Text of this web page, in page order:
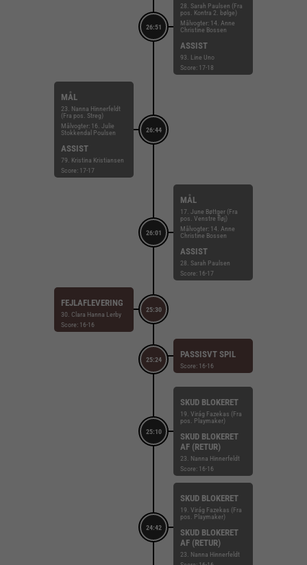
26:51
28. Sarah Paulsen (Fra
pos. Kontra 2. bølge)
Målvogter: 14. Anne
Christine Bossen
ASSIST
93. Line Uno
Score: 17-18
26:44
MÅL
23. Nanna Hinnerfeldt
(Fra pos. Streg)
Målvogter: 16. Julie
Stokkendal Poulsen
ASSIST
79. Kristina Kristiansen
Score: 17-17
26:01
MÅL
17. June Bøttger (Fra
pos. Venstre fløj)
Målvogter: 14. Anne
Christine Bossen
ASSIST
28. Sarah Paulsen
Score: 16-17
25:30
FEJLAFLEVERING
30. Clara Hanna Lerby
Score: 16-16
25:24
PASSISVT SPIL
Score: 16-16
25:10
SKUD BLOKERET
19. Virág Fazekas (Fra
pos. Playmaker)
SKUD BLOKERET
AF (RETUR)
23. Nanna Hinnerfeldt
Score: 16-16
24:42
SKUD BLOKERET
19. Virág Fazekas (Fra
pos. Playmaker)
SKUD BLOKERET
AF (RETUR)
23. Nanna Hinnerfeldt